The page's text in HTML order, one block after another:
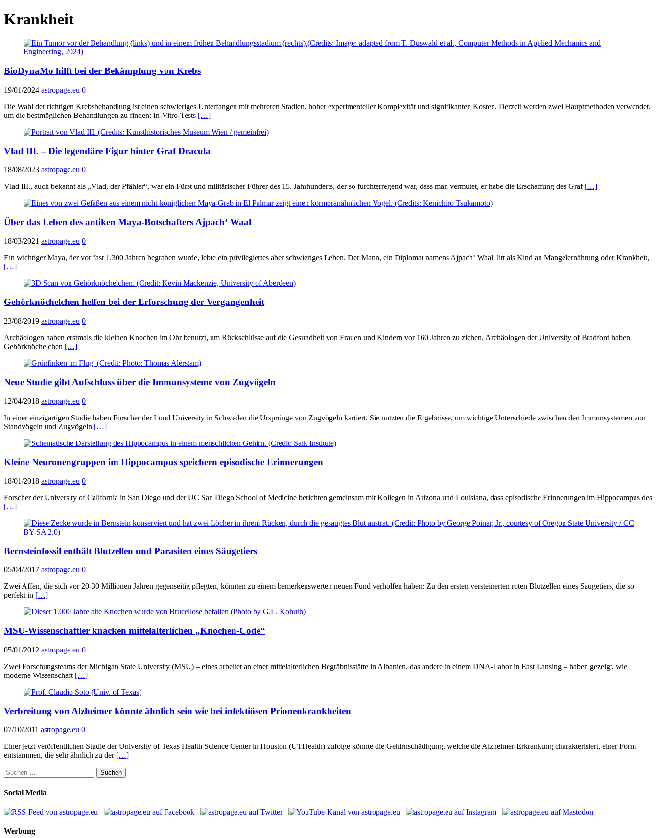
Krankheit
BioDynaMo hilft bei der Bekämpfung von Krebs
19/01/2024 astropage.eu 0
Die Wahl der richtigen Krebsbehandlung ist einen schwieriges Unterfangen mit mehreren Stadien, hoher experimenteller Komplexität und signifikanten Kosten. Derzeit werden zwei Hauptmethoden verwendet,
um die bestmöglichen Behandlungen zu finden: In-Vitro-Tests […]
Vlad III. – Die legendäre Figur hinter Graf Dracula
18/08/2023 astropage.eu 0
Vlad III., auch bekannt als „Vlad, der Pfähler“, war ein Fürst und militärischer Führer des 15. Jahrhunderts, der so furchterregend war, dass man vermutet, er habe die Erschaffung des Graf […]
Über das Leben des antiken Maya-Botschafters Ajpach‘ Waal
18/03/2021 astropage.eu 0
Ein wichtiger Maya, der vor fast 1.300 Jahren begraben wurde, lebte ein privilegiertes aber schwieriges Leben. Der Mann, ein Diplomat namens Ajpach‘ Waal, litt als Kind an Mangelernährung oder Krankheit,
[…]
Gehörknöchelchen helfen bei der Erforschung der Vergangenheit
23/08/2019 astropage.eu 0
Archäologen haben erstmals die kleinen Knochen im Ohr benutzt, um Rückschlüsse auf die Gesundheit von Frauen und Kindern vor 160 Jahren zu ziehen. Archäologen der University of Bradford haben
Gehörknöchelchen […]
Neue Studie gibt Aufschluss über die Immunsysteme von Zugvögeln
12/04/2018 astropage.eu 0
In einer einzigartigen Studie haben Forscher der Lund University in Schweden die Ursprünge von Zugvögeln kartiert. Sie nutzten die Ergebnisse, um wichtige Unterschiede zwischen den Immunsystemen von
Standvögeln und Zugvögeln […]
Kleine Neuronengruppen im Hippocampus speichern episodische Erinnerungen
18/01/2018 astropage.eu 0
Forscher der University of California in San Diego und der UC San Diego School of Medicine berichten gemeinsam mit Kollegen in Arizona und Louisiana, dass episodische Erinnerungen im Hippocampus des
[…]
Bernsteinfossil enthält Blutzellen und Parasiten eines Säugetiers
05/04/2017 astropage.eu 0
Zwei Affen, die sich vor 20-30 Millionen Jahren gegenseitig pflegten, könnten zu einem bemerkenswerten neuen Fund verholfen haben: Zu den ersten versteinerten roten Blutzellen eines Säugetiers, die so
perfekt in […]
MSU-Wissenschaftler knacken mittelalterlichen „Knochen-Code“
05/01/2012 astropage.eu 0
Zwei Forschungsteams der Michigan State University (MSU) – eines arbeitet an einer mittelalterlichen Begräbnisstätte in Albanien, das andere in einem DNA-Labor in East Lansing – haben gezeigt, wie
moderne Wissenschaft […]
Verbreitung von Alzheimer könnte ähnlich sein wie bei infektiösen Prionenkrankheiten
07/10/2011 astropage.eu 0
Einer jetzt veröffentlichen Studie der University of Texas Health Science Center in Houston (UTHealth) zufolge könnte die Gehirnschädigung, welche die Alzheimer-Erkrankung charakterisiert, einer Form
entstammen, die sehr ähnlich zu der […]
Suchen
nach:
Social Media
Werbung